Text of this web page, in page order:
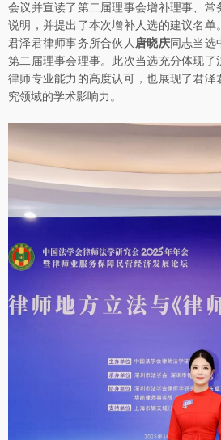
会议并宣读了第二届理事会增补理事、常
说明，并提出了本次增补人选的建议名
君泽君律师事务所合伙人 唐晓庆同志当选
第二届理事会理事。此次当选充分体现
律师专业能力的高度认可，也展现了君
究领域的学术影响力。